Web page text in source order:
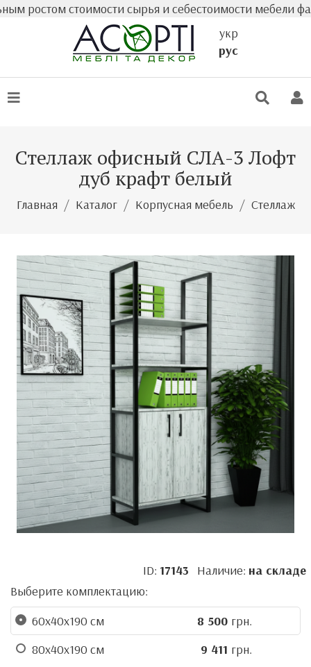
стоимости сырья и себестоимости мебели
укр
рус
Стеллаж офисный СЛА-3 Лофт
дуб крафт белый
Главная Каталог Корпусная мебель Стеллаж
ID: 17143 Наличие: на складе
Выберите комплектацию:
60x40x190 см
8 500 грн.
80x40x190 см
9 411 грн.